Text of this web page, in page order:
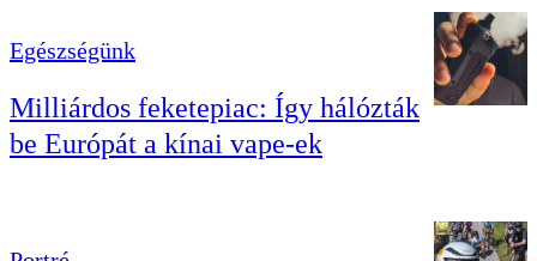
Egészségünk
Milliárdos feketepiac: Így hálózták
be Európát a kínai vape-ek